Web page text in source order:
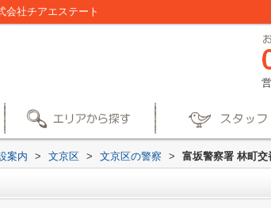
会社チアエステート
案内 > 文京区 > 文京区の警察 > 富坂警察署 林町交